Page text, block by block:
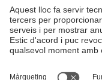
La recerca a la UPC
La transferència,
la innovació a la UPC
Foment i suport a la
transferència,